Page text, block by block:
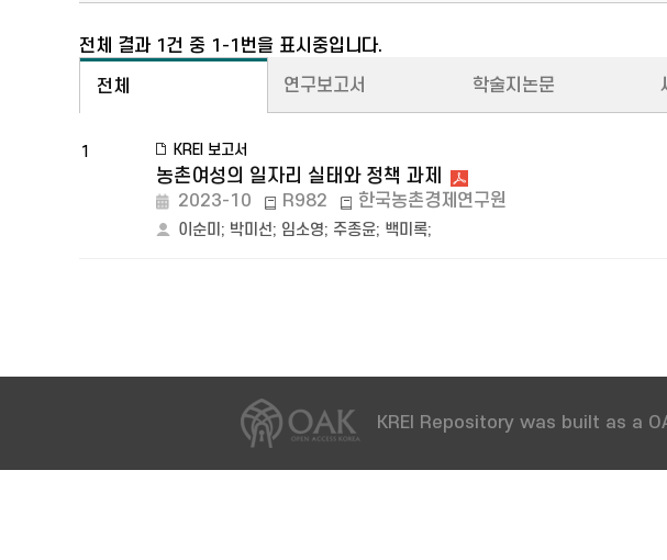
전체 결과 1건 중 1-1번을 표시중입니다.
전체 연구보고서 학술지논문
1 KREI 보고서
농촌여성의 일자리 실태와 정책 과제
2023-10 R982 한국농촌경제연구원
이순미 ; 박미선; 임소영; 주종윤; 백미록;
KREI Repository was built as a